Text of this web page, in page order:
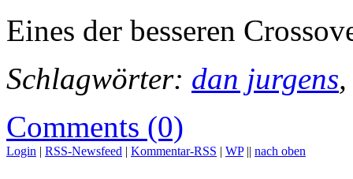
Eines der besseren
Schlagwörter: dan jurgens
Comments (0)
Login | RSS-Newsfeed | Kommentar-RSS | WP|| nach oben